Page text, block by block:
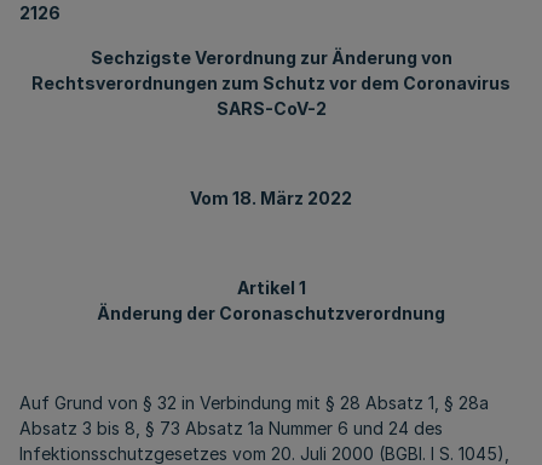
2126
Sechzigste Verordnung zur Änderung von
Rechtsverordnungen zum Schutz vor dem Coronavirus
SARS-CoV-2
Vom 18. März 2022
Artikel 1
Änderung der Coronaschutzverordnung
Auf Grund von § 32 in Verbindung mit § 28 Absatz 1, § 28a
Absatz 3 bis 8, § 73 Absatz 1a Nummer 6 und 24 des
Infektionsschutzgesetzes vom 20. Juli 2000 (BGBl. I S. 1045),